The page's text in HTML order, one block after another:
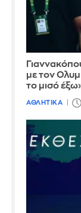
με τον
το μισό
ΑΘΛΗΤΙΚΑ